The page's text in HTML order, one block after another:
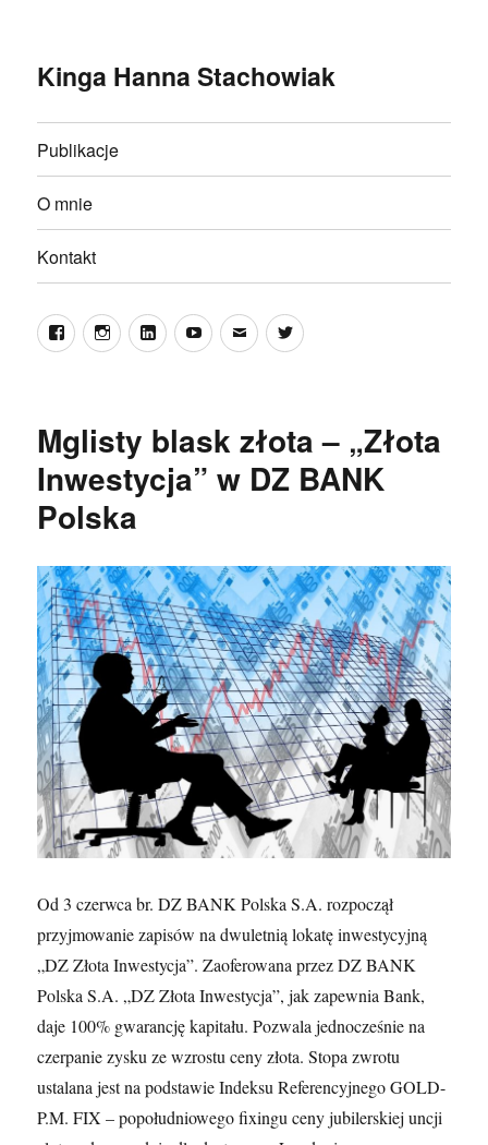
Kinga Hanna Stachowiak
Publikacje
O mnie
Kontakt
FacebookInstagramLinkedInYouTube
E-
mail
Twitter
Mglisty blask złota – „Złota
Inwestycja” w DZ BANK
Polska
Od 3 czerwca br. DZ BANK Polska S.A. rozpoczął
przyjmowanie zapisów na dwuletnią lokatę inwestycyjną
„DZ Złota Inwestycja”. Zaoferowana przez DZ BANK
Polska S.A. „DZ Złota Inwestycja”, jak zapewnia Bank,
daje 100% gwarancję kapitału. Pozwala jednocześnie na
czerpanie zysku ze wzrostu ceny złota. Stopa zwrotu
ustalana jest na podstawie Indeksu Referencyjnego GOLD-
P.M. FIX – popołudniowego fixingu ceny jubilerskiej uncji